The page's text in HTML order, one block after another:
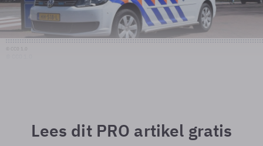
Lees dit PRO artikel gratis